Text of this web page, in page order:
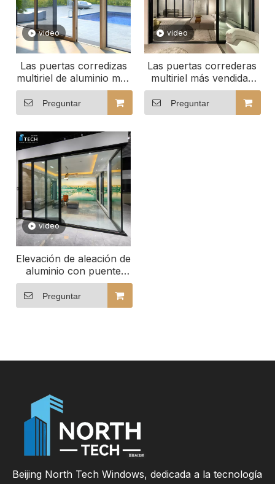
video
Las puertas corredizas
multiriel de aluminio más
vendidas en
Norteamérica con
número personalizable
Preguntar
video
Las puertas correderas
multiriel más vendidas
en Norteamérica con
número personalizable
de rieles deslizantes
Preguntar
video
Elevación de aleación de
aluminio con puente
roto y puerta corrediza,
puerta de vidrio, puerta
de patio
Preguntar
Beijing North Tech Windows, dedicada a la tecnología